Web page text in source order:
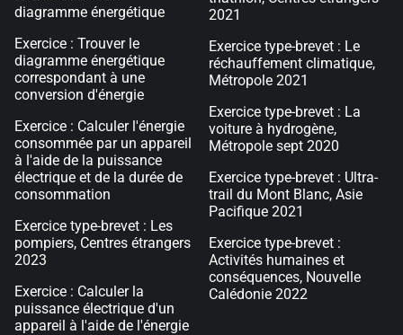
diagramme énergétique
Exercice : Trouver le
diagramme énergétique
correspondant à une
conversion d'énergie
Exercice : Calculer l'énergie
consommée par un appareil
à l'aide de la puissance
électrique et de la durée de
consommation
Exercice type-brevet : Les
pompiers, Centres étrangers
2023
Exercice : Calculer la
puissance électrique d'un
appareil à l'aide de l'énergie
2021
Exercice type-brevet : Le
réchauffement climatique,
Métropole 2021
Exercice type-brevet : La
voiture à hydrogène,
Métropole sept 2020
Exercice type-brevet : Ultra-
trail du Mont Blanc, Asie
Pacifique 2021
Exercice type-brevet :
Activités humaines et
conséquences, Nouvelle
Calédonie 2022